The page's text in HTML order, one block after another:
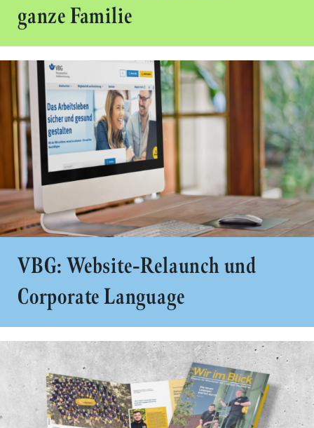
ganze Familie
VBG: Website-Relaunch und
Corporate Language